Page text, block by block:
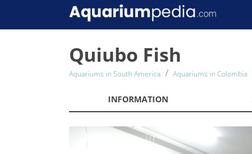
Quiubo Fish
Aquariums in South America Aquariums in Colombia
INFORMATION